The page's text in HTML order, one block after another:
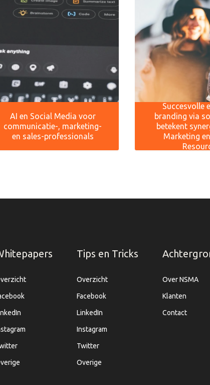
AI en Social Media voor
communicatie-, marketing-
en sales-professionals
Succesvolle
branding via
betekent
Marketing
Tips en Tricks
Overzicht
Facebook
LinkedIn
Instagram
Twitter
Overige
Over NSMA
Klanten
Contact